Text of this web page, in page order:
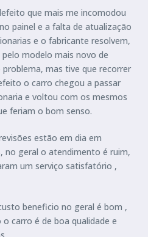
que mais me incomodou
painel e a falta de atualização
e o fabricante resolvem,
modelo mais novo de
mas tive que recorrer
o carro chegou a passar
e voltou com os mesmos
feriam o bom senso.
estão em dia em
no geral o atendimento é ruim,
um serviço satisfatório ,
beneficio no geral é bom ,
carro é de boa qualidade e